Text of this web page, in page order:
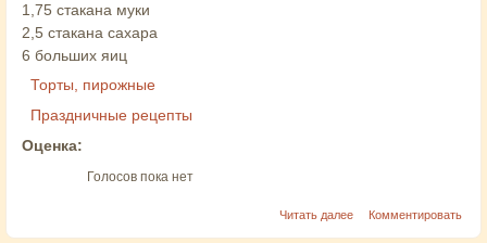
1,75 стакана муки
2,5 стакана сахара
6 больших яиц
Торты, пирожные
Праздничные рецепты
Оценка:
Голосов пока нет
Читать далее Комментировать